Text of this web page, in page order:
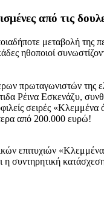
από τις
μεταβολή
ηθοποιοί
πρωταγωνιστών
Εσκενάζυ,
σειρές
από 200.000 ευρώ!
επιτυχιών
κατάσχεση